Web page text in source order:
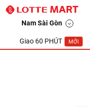
Nam Sài Gòn
Giao 60 PHÚT MỚI
LOTTE Mart Viet Nam